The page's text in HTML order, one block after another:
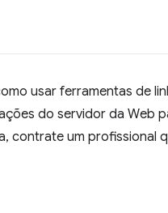
usar ferramentas de
do servidor da Web
contrate um profissional